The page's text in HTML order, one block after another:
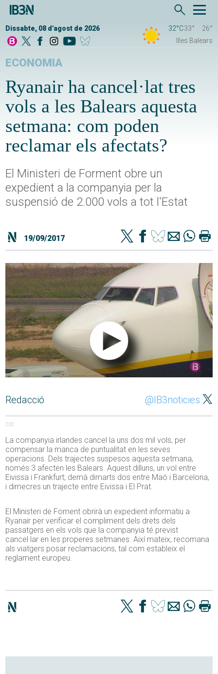
Dissabte, 08 d'agost de 2026 32°C33°
26°
Illes Balears
ECONOMIA
Ryanair ha cancel·lat tres
vols a les Balears aquesta
setmana: com poden
reclamar els afectats?
El Ministeri de Forment obre un
expedient a la companyia per la
suspensió de 2.000 vols a tot l'Estat
19/09/2017
Redacció @IB3noticies
202
La companyia irlandes cancel·la uns dos mil vols, per
compensar la manca de puntualitat en les seves
operacions. Dels trajectes suspesos aquesta setmana,
només 3 afecten les Balears. Aquest dilluns, un vol entre
Eivissa i Frankfurt; demà dimarts dos entre Maó i Barcelona,
i dimecres un trajecte entre Eivissa i El Prat.
El Ministeri de Foment obrirà un expedient informatiu a
Ryanair per verificar el compliment dels drets dels
passatgers en els vols que la companyia té previst
cancel·lar en les properes setmanes. Així mateix, recomana
als viatgers posar reclamacions, tal com estableix el
reglament europeu.